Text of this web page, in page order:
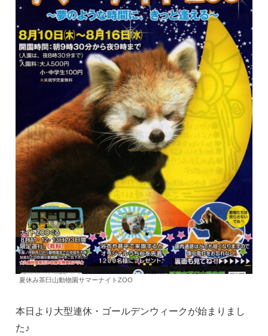
夏休み茶臼山動物園サマーナイトZOO
本日より大型連休・ゴールデンウィークが始まりまし
た♪